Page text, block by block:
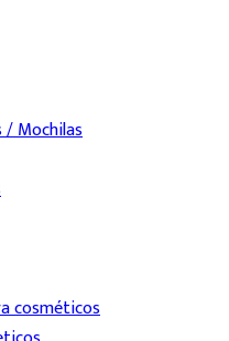
Mochilas
cosméticos